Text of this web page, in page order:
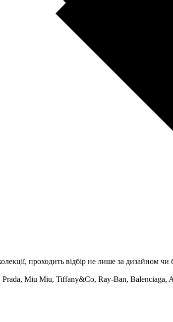
проходить відбір не лише за дизайном чи
Miu Miu, Tiffany&Co, Ray-Ban, Balenciaga,